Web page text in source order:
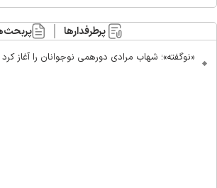
پرطرفدارها پربحث‌ها
«نوگفته»؛ شهاب مرادی دورهمی نوجوانان را آغاز کرد